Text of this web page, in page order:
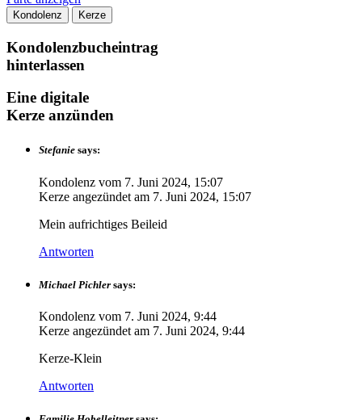
Kondolenz Kerze
Kondolenzbucheintrag
hinterlassen
Eine digitale
Kerze anzünden
Stefanie says:
Kondolenz vom 7. Juni 2024, 15:07
Kerze angezündet am 7. Juni 2024, 15:07
Mein aufrichtiges Beileid
Antworten
Michael Pichler says:
Kondolenz vom 7. Juni 2024, 9:44
Kerze angezündet am 7. Juni 2024, 9:44
Kerze-Klein
Antworten